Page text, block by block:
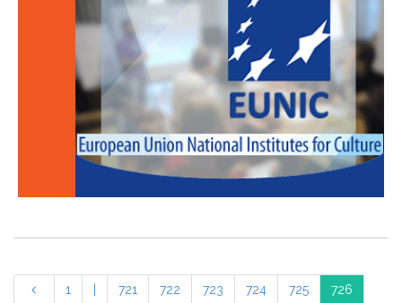
1 721 722 723 724 725 726